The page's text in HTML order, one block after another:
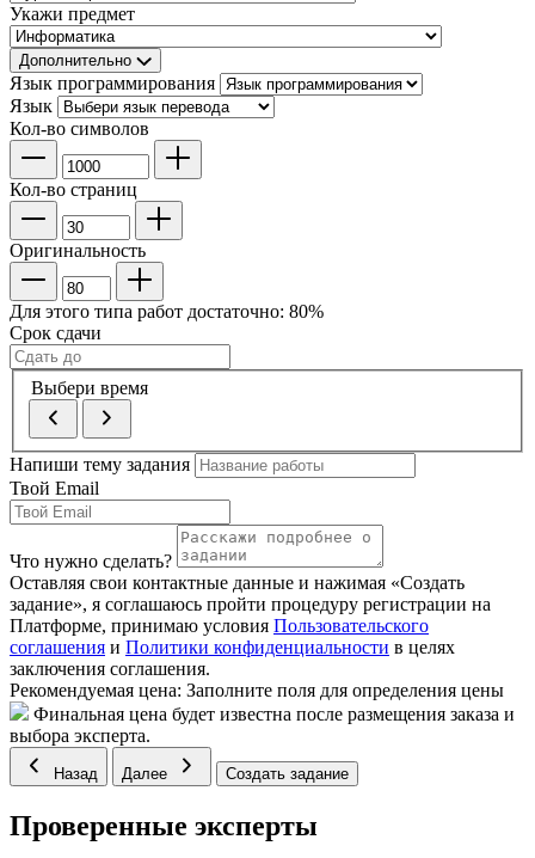
Укажи предмет
Дополнительно
Язык программирования
Язык
Кол-во символов
Кол-во страниц
Оригинальность
Для этого типа работ достаточно: 80%
Срок сдачи
Выбери время
Напиши тему задания
Твой Email
Что нужно сделать?
Оставляя свои контактные данные и нажимая «Создать
задание», я соглашаюсь пройти процедуру регистрации на
Платформе, принимаю условия Пользовательского
соглашения и Политики конфиденциальности в целях
заключения соглашения.
Рекомендуемая цена: Заполните поля для определения цены
Финальная цена будет известна после размещения заказа и
выбора эксперта.
Назад Далее Создать задание
Проверенные эксперты